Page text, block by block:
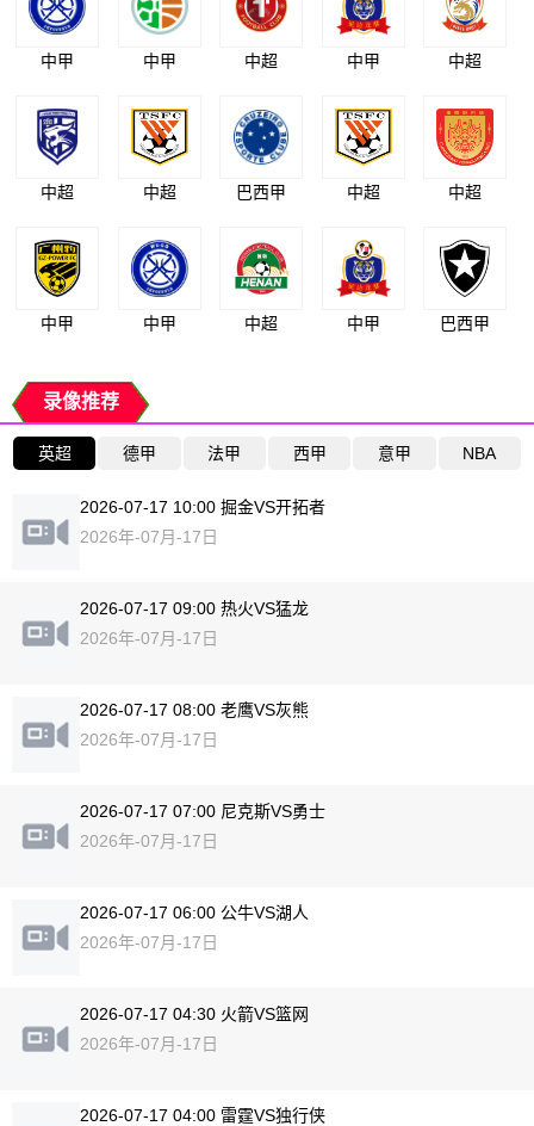
中甲 中甲 中超 中甲 中超
中超 中超 巴西甲 中超 中超
中甲 中甲 中超 中甲 巴西甲
录像推荐
英超 德甲 法甲 西甲 意甲 NBA
2026-07-17 10:00 掘金VS开拓者
2026年-07月-17日
2026-07-17 09:00 热火VS猛龙
2026年-07月-17日
2026-07-17 08:00 老鹰VS灰熊
2026年-07月-17日
2026-07-17 07:00 尼克斯VS勇士
2026年-07月-17日
2026-07-17 06:00 公牛VS湖人
2026年-07月-17日
2026-07-17 04:30 火箭VS篮网
2026年-07月-17日
2026-07-17 04:00 雷霆VS独行侠